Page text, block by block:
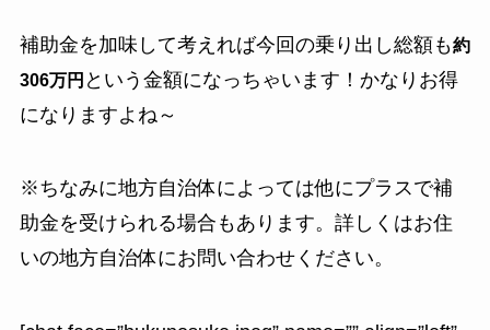
補助金を加味して考えれば今回の乗り出し総額も約
306万円 という金額になっちゃいます！かなりお得
になりますよね～
※ちなみに地方自治体によっては他にプラスで補
助金を受けられる場合もあります。詳しくはお住
いの地方自治体にお問い合わせください。